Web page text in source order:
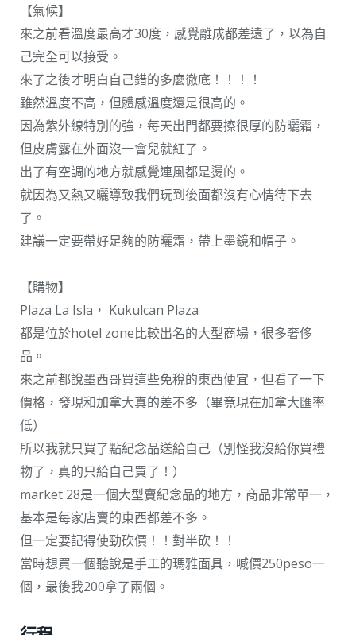
【氣候】
來之前看溫度最高才30度，感覺離成都差遠了，以為自
己完全可以接受。
來了之後才明白自己錯的多麼徹底！！！！
雖然溫度不高，但體感溫度還是很高的。
因為紫外線特別的強，每天出門都要擦很厚的防曬霜，
但皮膚露在外面沒一會兒就紅了。
出了有空調的地方就感覺連風都是燙的。
就因為又熱又曬導致我們玩到後面都沒有心情待下去
了。
建議一定要帶好足夠的防曬霜，帶上墨鏡和帽子。
【購物】
Plaza La Isla， Kukulcan Plaza
都是位於hotel zone比較出名的大型商場，很多奢侈
品。
來之前都說墨西哥買這些免稅的東西便宜，但看了一下
價格，發現和加拿大真的差不多（畢竟現在加拿大匯率
低）
所以我就只買了點紀念品送給自己（別怪我沒給你買禮
物了，真的只給自己買了！）
market 28是一個大型賣紀念品的地方，商品非常單一，
基本是每家店賣的東西都差不多。
但一定要記得使勁砍價！！對半砍！！
當時想買一個聽說是手工的瑪雅面具，喊價250peso一
個，最後我200拿了兩個。